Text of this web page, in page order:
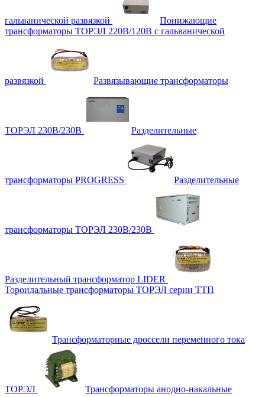
гальванической развязкой
Понижающие
трансформаторы ТОРЭЛ 220В/120В с гальванической
развязкой Развязывающие трансформаторы
ТОРЭЛ 230В/230В Разделительные
трансформаторы PROGRESS Разделительные
трансформаторы ТОРЭЛ 230В/230В
Разделительный трансформатор LIDER
Тороидальные трансформаторы ТОРЭЛ серии ТТП
Трансформаторные дроссели переменного тока
ТОРЭЛ Трансформаторы анодно-накальные